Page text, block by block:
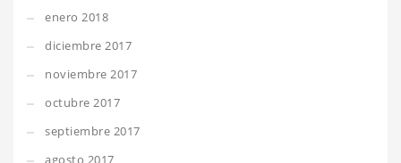
enero 2018
diciembre 2017
noviembre 2017
octubre 2017
septiembre 2017
agosto 2017